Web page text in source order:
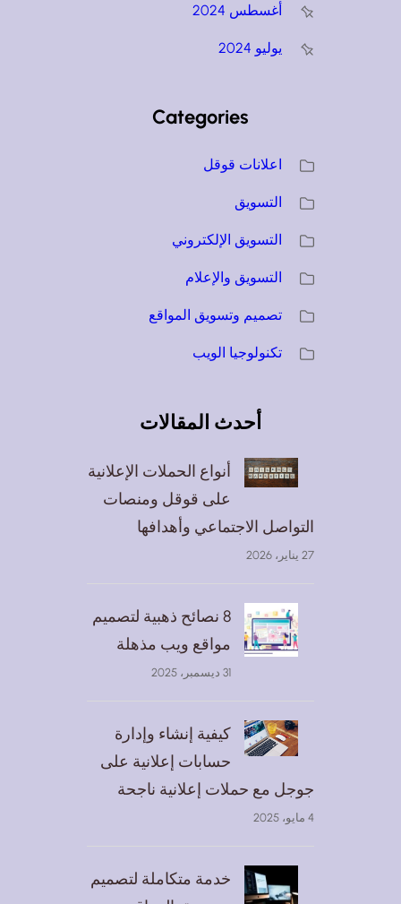
أغسطس 2024
يوليو 2024
Categories
اعلانات قوقل
التسويق
التسويق الإلكتروني
التسويق والإعلام
تصميم وتسويق المواقع
تكنولوجيا الويب
أحدث المقالات
أنواع الحملات الإعلانية
على قوقل ومنصات
التواصل الاجتماعي وأهدافها
8 نصائح ذهبية لتصميم
مواقع ويب مذهلة
كيفية إنشاء وإدارة
حسابات إعلانية على
جوجل مع حملات إعلانية ناجحة
خدمة متكاملة لتصميم